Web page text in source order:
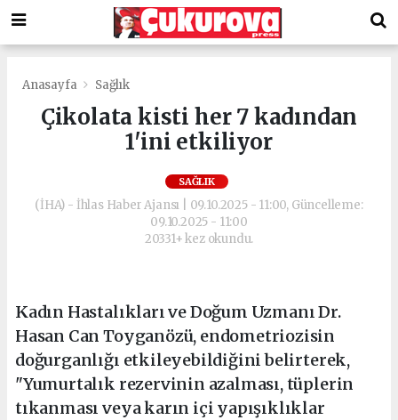
Anasayfa Sağlık
Çikolata kisti her 7 kadından
1'ini etkiliyor
SAĞLIK
(İHA) - İhlas Haber Ajansı | 09.10.2025 - 11:00, Güncelleme:
09.10.2025 - 11:00
20331+ kez okundu.
Kadın Hastalıkları ve Doğum Uzmanı Dr.
Hasan Can Toyganözü, endometriozisin
doğurganlığı etkileyebildiğini belirterek,
"Yumurtalık rezervinin azalması, tüplerin
tıkanması veya karın içi yapışıklıklar